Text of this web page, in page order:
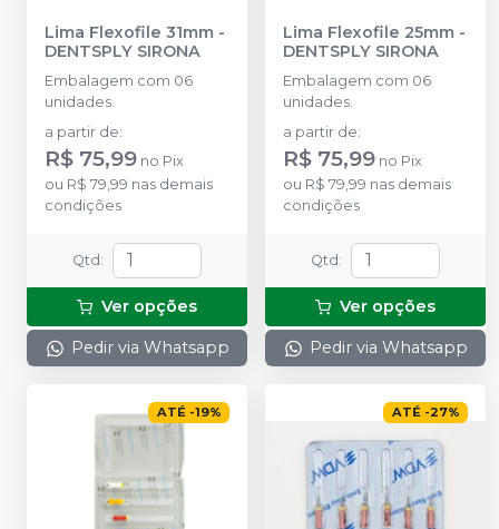
Lima Flexofile 31mm -
DENTSPLY SIRONA
Embalagem com 06
unidades.
a partir de:
R$ 75,99 no Pix
ou R$ 79,99 nas demais
condições
Qtd :
Ver opções
Pedir via Whatsapp
Lima Flexofile 25mm -
DENTSPLY SIRONA
Embalagem com 06
unidades.
a partir de:
R$ 75,99 no Pix
ou R$ 79,99 nas demais
condições
Qtd :
Ver opções
Pedir via Whatsapp
ATÉ -19% ATÉ -27%